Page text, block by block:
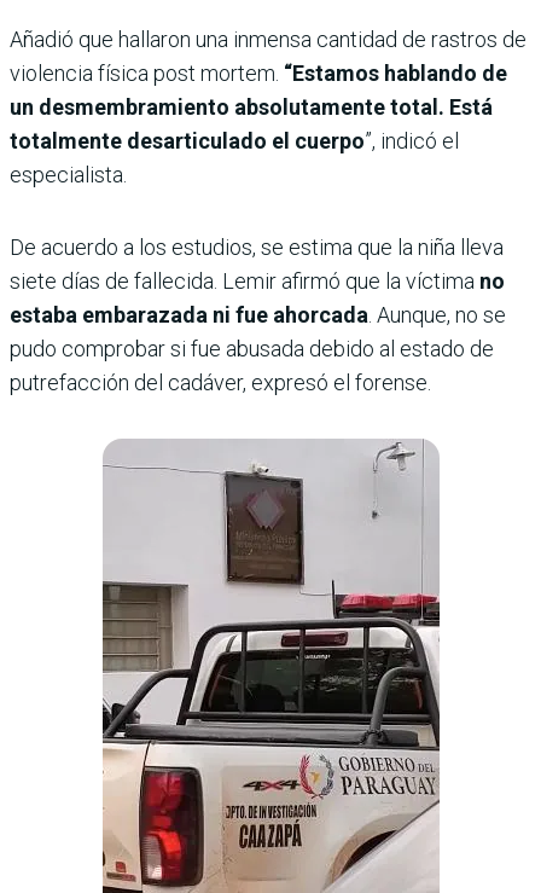
Añadió que hallaron una inmensa cantidad de rastros de
violencia física post mortem. “Estamos hablando de
un desmembramiento absolutamente total. Está
totalmente desarticulado el cuerpo”, indicó el
especialista.
De acuerdo a los estudios, se estima que la niña lleva
siete días de fallecida. Lemir afirmó que la víctima no
estaba embarazada ni fue ahorcada . Aunque, no se
pudo comprobar si fue abusada debido al estado de
putrefacción del cadáver, expresó el forense.